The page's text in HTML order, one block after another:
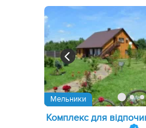
Мельники
Комплекс для